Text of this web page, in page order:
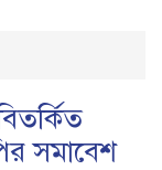
সমাবেশ